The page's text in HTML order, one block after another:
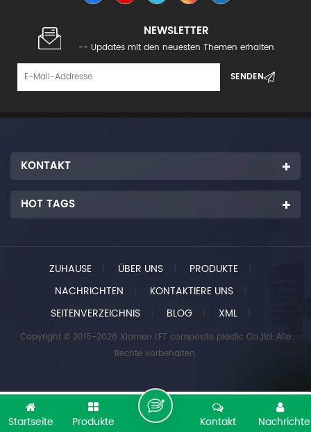
NEWSLETTER
-- Updates mit den neuesten Themen erhalten
KONTAKT
HOT TAGS
ZUHAUSE ÜBER UNS PRODUKTE
NACHRICHTEN
KONTAKTIERE UNS
SEITENVERZEICHNIS
BLOG XML
Copyright © 2015-2026 Xiamen LFT composite plastic Co.,ltd..Alle
Rechte vorbehalten.
Startseite Produkte Kontakt